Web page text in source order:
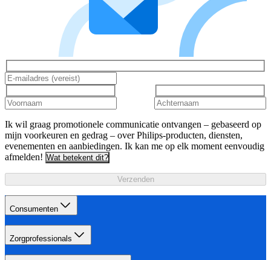
Ik wil graag promotionele communicatie ontvangen – gebaseerd op
mijn voorkeuren en gedrag – over Philips-producten, diensten,
evenementen en aanbiedingen. Ik kan me op elk moment eenvoudig
afmelden! Wat betekent dit?
Verzenden
Consumenten
Zorgprofessionals